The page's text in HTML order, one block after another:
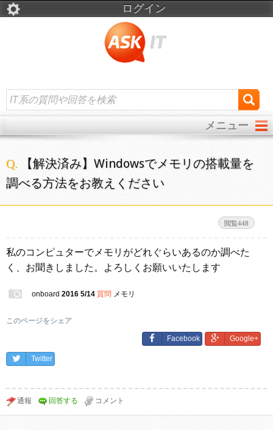
ログイン
メニュー
【解決済み】Windowsでメモリの搭載量を
調べる方法をお教えください
448
私のコンピュターでメモリがどれぐらいあるのか調べた
く、お聞きしました。よろしくお願いいたします
onboard 2016 5/14 質問 メモリ
このページをシェア
Facebook Google+
Twitter